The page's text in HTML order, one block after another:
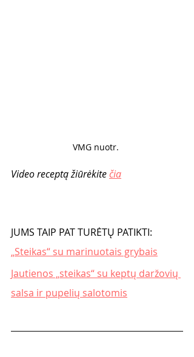
VMG nuotr.
Video receptą žiūrėkite čia
JUMS TAIP PAT TURĖTŲ PATIKTI:
„Steikas“ su marinuotais grybais
Jautienos „steikas“ su keptų daržovių
salsa ir pupelių salotomis